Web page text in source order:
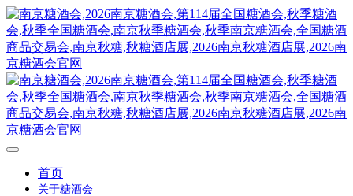
首页
关于糖酒会